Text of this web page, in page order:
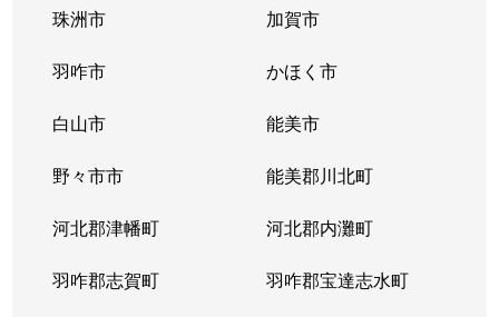
珠洲市 加賀市
羽咋市 かほく市
白山市 能美市
野々市市 能美郡川北町
河北郡津幡町 河北郡内灘町
羽咋郡志賀町 羽咋郡宝達志水町